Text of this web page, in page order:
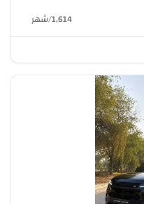
1,614
/شهر